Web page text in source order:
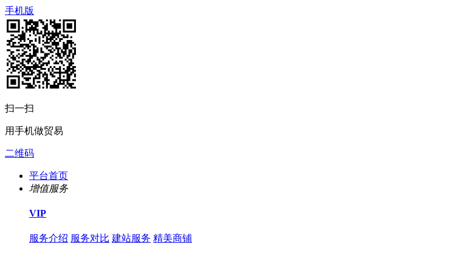
手机版
扫一扫
用手机做贸易
二维码
平台首页
增值服务
VIP
服务介绍 服务对比 建站服务 精美商铺